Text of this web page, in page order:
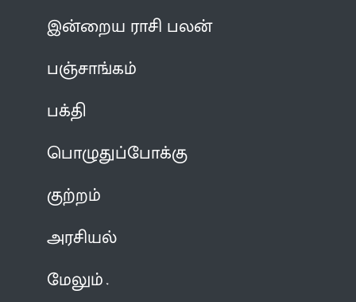
இன்றைய ராசி பலன்
பஞ்சாங்கம்
பக்தி
பொழுதுப்போக்கு
குற்றம்
அரசியல்
மேலும்